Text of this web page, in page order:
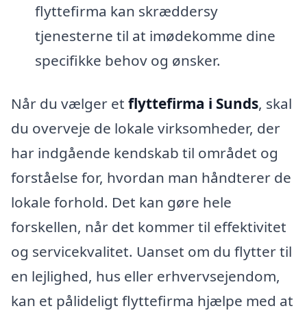
flyttefirma kan skræddersy
tjenesterne til at imødekomme dine
specifikke behov og ønsker.
Når du vælger et flyttefirma i Sunds, skal
du overveje de lokale virksomheder, der
har indgående kendskab til området og
forståelse for, hvordan man håndterer de
lokale forhold. Det kan gøre hele
forskellen, når det kommer til effektivitet
og servicekvalitet. Uanset om du flytter til
en lejlighed, hus eller erhvervsejendom,
kan et pålideligt flyttefirma hjælpe med at